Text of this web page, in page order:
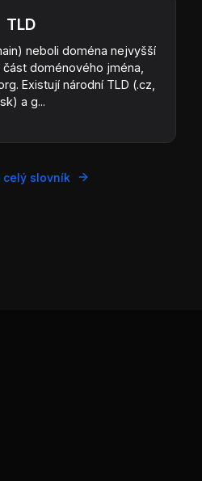
TLD
neboli doména nejvyšší
doménového jména,
Existují národní TLD (.cz,
a g...
celý slovník